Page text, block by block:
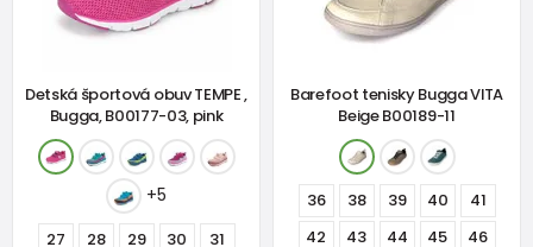
Detská športová obuv TEMPE ,
Bugga, B00177-03, pink
+5
27 28 29 30 31
Barefoot tenisky Bugga VITA
Beige B00189-11
36 38 39 40
41
42
43 44 45 46